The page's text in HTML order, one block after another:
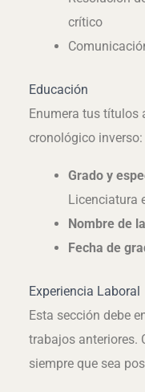
crítico
Educación
Enumera tus títulos
cronológico inverso:
Grado y
Licenciatura
Nombre de
Fecha de
Experiencia Laboral
Esta sección debe
trabajos anteriores.
siempre que sea